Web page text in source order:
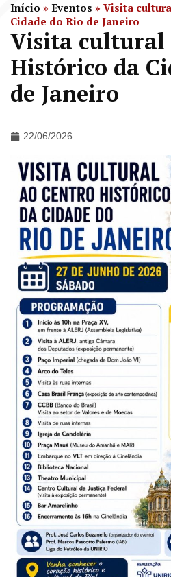
Início » Eventos » Visita
Cidade do Rio de Janeiro
Visita cultural
Histórico da
de Janeiro
22/06/2026